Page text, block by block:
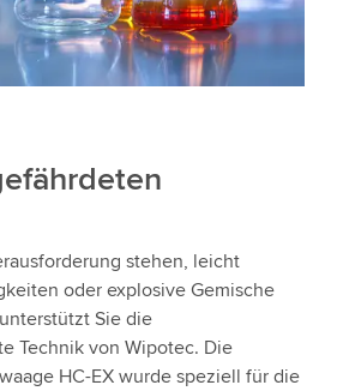
stehen, leicht
oder explosive Gemische
Sie die
Technik von Wipotec. Die
HC-EX wurde speziell für die